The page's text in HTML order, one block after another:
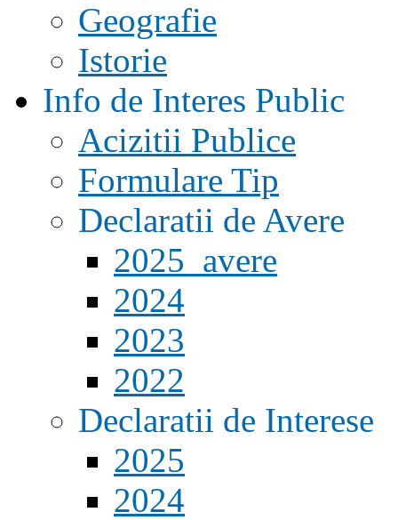
Geografie
Istorie
Info de Interes Public
Acizitii Publice
Formulare Tip
Declaratii de Avere
2025_avere
2024
2023
2022
Declaratii de Interese
2025
2024